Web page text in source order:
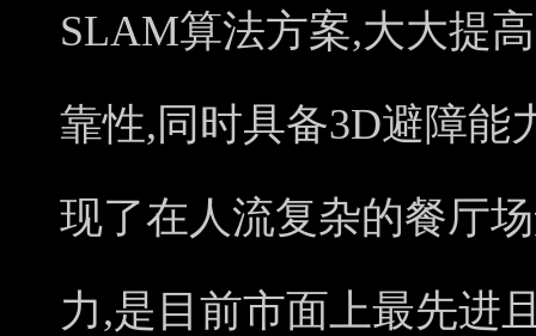
SLAM算法方案,大大提
靠性,同时具备3D避障能
现了在人流复杂的餐厅
力,是目前市面上最先进